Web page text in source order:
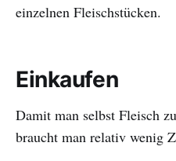
einzelnen Fleischstücken.
Einkaufen
Damit man selbst Fleisch
braucht man relativ wenig